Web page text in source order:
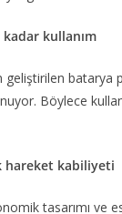
kullanım
geliştirilen
Böylece
hareket kabiliyeti
tasarımı ve